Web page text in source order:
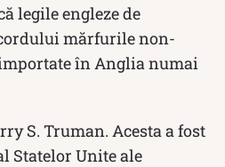
legile engleze de
mărfurile non-
în Anglia numai
S. Truman. Acesta a fost
Statelor Unite ale